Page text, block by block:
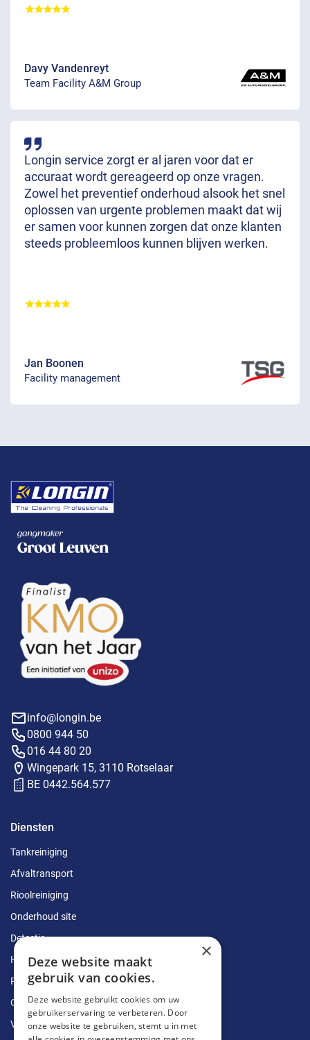
Davy Vandenreyt
Team Facility A&M Group
Longin service zorgt er al jaren voor dat er
accuraat wordt gereageerd op onze vragen.
Zowel het preventief onderhoud alsook het snel
oplossen van urgente problemen maakt dat wij
er samen voor kunnen zorgen dat onze klanten
steeds probleemloos kunnen blijven werken.
Jan Boonen
Facility management
info@longin.be
0800 944 50
016 44 80 20
Wingepark 15, 3110 Rotselaar
BE 0442.564.577
Diensten
Tankreiniging
Afvaltransport
Rioolreiniging
Onderhoud site
Detectie
Herstellingen
Ruimingen
Ontstoppingen
Vetputten
×
Deze website maakt
gebruik van cookies.
Deze website gebruikt cookies om uw
gebruikerservaring te verbeteren. Door
onze website te gebruiken, stemt u in met